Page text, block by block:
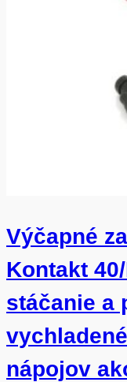
Výčapné
Kontakt
stáčanie a
nápojov